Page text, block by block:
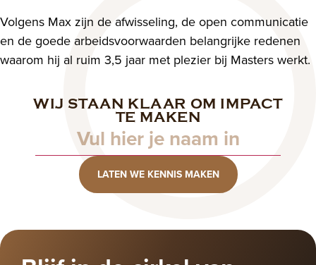
Volgens Max zijn de afwisseling, de open communicatie
en de goede arbeidsvoorwaarden belangrijke redenen
waarom hij al ruim 3,5 jaar met plezier bij Masters werkt.
WIJ STAAN KLAAR OM IMPACT
TE MAKEN
Naam
LATEN WE KENNIS MAKEN